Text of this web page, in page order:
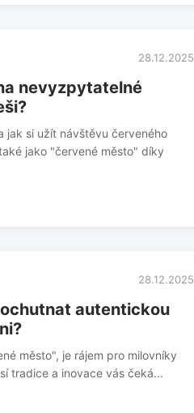
28.12.2025
nevyzpytatelné
jak si užít návštěvu červeného
jako "červené město" díky
28.12.2025
autentickou
město", je rájem pro milovníky
tradice a inovace vás čeká...